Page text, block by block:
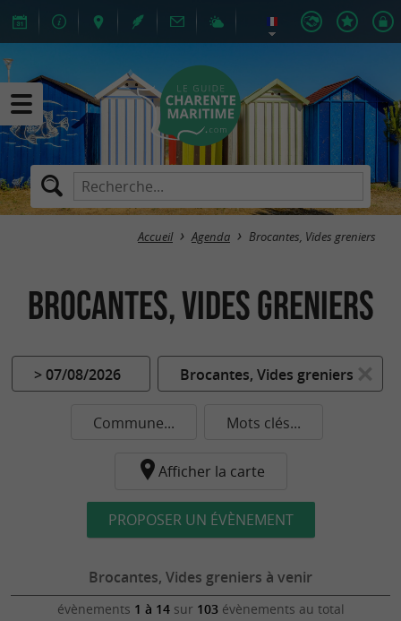
Accueil Agenda Brocantes, Vides greniers
Brocantes, Vides greniers
> 07/08/2026 Brocantes, Vides greniers
Commune... Mots clés...
Afficher la carte
PROPOSER UN ÉVÈNEMENT
Brocantes, Vides greniers à venir
évènements 1 à 14sur 103évènements au total